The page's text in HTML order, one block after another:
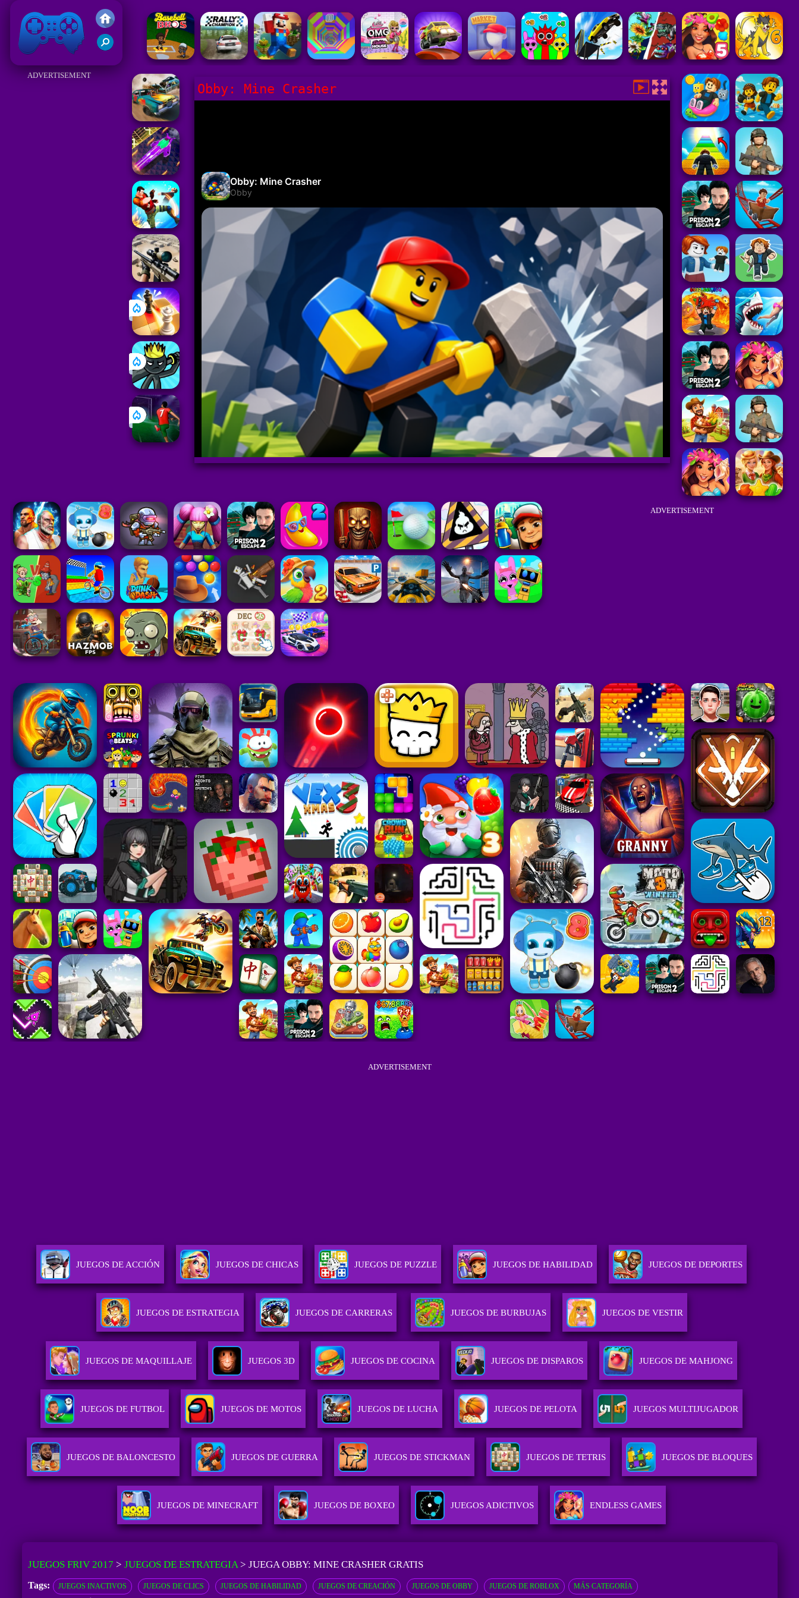
Juegos Friv 2017
ADVERTISEMENT
Obby: Mine Crasher
ADVERTISEMENT
ADVERTISEMENT
JUEGOS DE ACCIÓN JUEGOS DE CHICAS JUEGOS DE PUZZLE JUEGOS DE HABILIDAD JUEGOS DE DEPORTES
JUEGOS DE ESTRATEGIA JUEGOS DE CARRERAS JUEGOS DE BURBUJAS JUEGOS DE VESTIR
JUEGOS DE MAQUILLAJE JUEGOS 3D JUEGOS DE COCINA JUEGOS DE DISPAROS JUEGOS DE MAHJONG
JUEGOS DE FUTBOL JUEGOS DE MOTOS JUEGOS DE LUCHA JUEGOS DE PELOTA JUEGOS MULTIJUGADOR
JUEGOS DE BALONCESTO JUEGOS DE GUERRA JUEGOS DE STICKMAN JUEGOS DE TETRIS JUEGOS DE BLOQUES
JUEGOS DE MINECRAFT JUEGOS DE BOXEO JUEGOS ADICTIVOS ENDLESS GAMES
JUEGOS FRIV 2017 > JUEGOS DE ESTRATEGIA> JUEGA OBBY: MINE CRASHER GRATIS
Tags: JUEGOS INACTIVOS JUEGOS DE CLICS JUEGOS DE HABILIDAD JUEGOS DE CREACIÓN JUEGOS DE OBBY JUEGOS DE ROBLOX MÁS CATEGORÍA